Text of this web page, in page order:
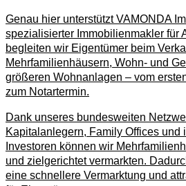
Genau hier unterstützt VAMONDA
spezialisierter Immobilienmakler für
begleiten wir Eigentümer beim
Mehrfamilienhäusern, Wohn- und
größeren Wohnanlagen – vom
zum Notartermin.
Dank unseres bundesweiten
Kapitalanlegern, Family Offices und
Investoren können wir
und zielgerichtet vermarkten.
eine schnellere Vermarktung und